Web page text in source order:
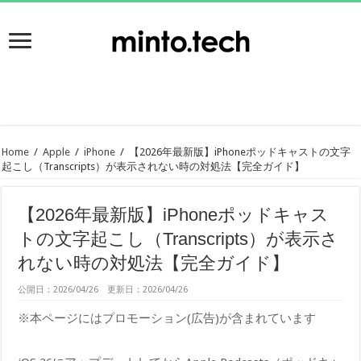
Home / Apple / iPhone /
【2026年最新版】iPhoneポッドキャストの文字
起こし（Transcripts）が表示されない時の対処法【完全ガイド】
【2026年最新版】iPhoneポッドキャス
トの文字起こし（Transcripts）が表示さ
れない時の対処法【完全ガイド】
公開日：2026/04/26 更新日：2026/04/26
※本ページにはプロモーション(広告)が含まれています